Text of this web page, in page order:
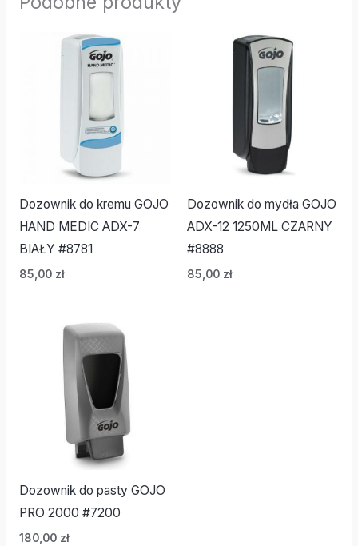
Dozownik do kremu GOJO
HAND MEDIC ADX-7
BIAŁY #8781
85,00 zł
Dozownik do mydła GOJO
ADX-12 1250ML CZARNY
#8888
85,00 zł
Dozownik do pasty GOJO
PRO 2000 #7200
180,00 zł